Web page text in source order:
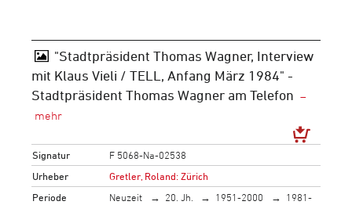
"Stadtpräsident Thomas Wagner, Interview
mit Klaus Vieli / TELL, Anfang März 1984" -
Stadtpräsident Thomas Wagner am Telefon
Signatur
F 5068-Na-02538
Urheber
Gretler, Roland: Zürich
Periode
Neuzeit 20. Jh. 1951-2000
1981-